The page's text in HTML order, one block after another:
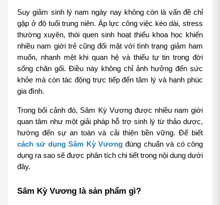
Suy giảm sinh lý nam ngày nay không còn là vấn đề chỉ
gặp ở độ tuổi trung niên. Áp lực công việc kéo dài, stress
thường xuyên, thói quen sinh hoạt thiếu khoa học khiến
nhiều nam giới trẻ cũng đối mặt với tình trạng giảm ham
muốn, nhanh mệt khi quan hệ và thiếu tự tin trong đời
sống chăn gối. Điều này không chỉ ảnh hưởng đến sức
khỏe mà còn tác động trực tiếp đến tâm lý và hạnh phúc
gia đình.
Trong bối cảnh đó, Sâm Kỳ Vương được nhiều nam giới
quan tâm như một giải pháp hỗ trợ sinh lý từ thảo dược,
cách sử dụng Sâm Kỳ Vương đúng chuẩn và có công
dụng ra sao sẽ được phân tích chi tiết trong nội dung dưới
đây.
Sâm Kỳ Vương là sản phẩm gì?